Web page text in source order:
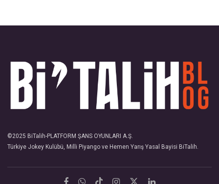
©2025 BiTalih-PLATFORM ŞANS OYUNLARI A.Ş.
Türkiye Jokey Kulübü, Milli Piyango ve Hemen Yarış Yasal Bayisi BiTalih.